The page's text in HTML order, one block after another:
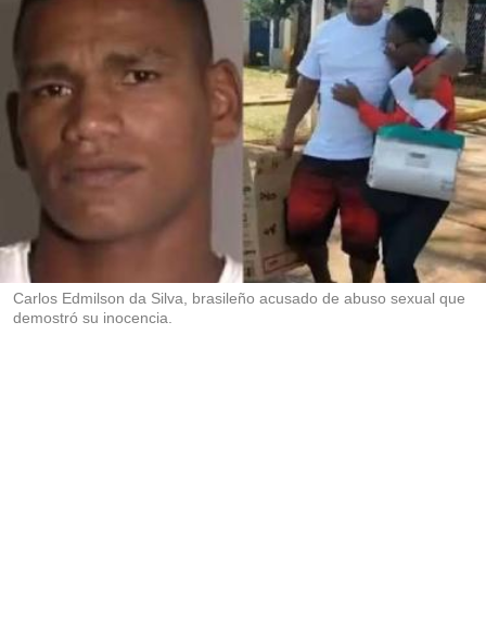
s
d
e
c
o
t
Carlos Edmilson da Silva, brasileño acusado de abuso sexual que
demostró su inocencia.